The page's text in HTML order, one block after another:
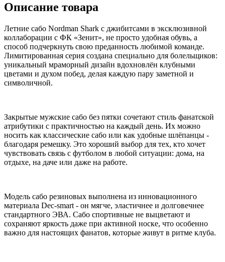
Описание товара
Летние сабо Nordman Shark с джибитсами в эксклюзивной
коллаборации с ФК «Зенит», не просто удобная обувь, а
способ подчеркнуть свою преданность любимой команде.
Лимитированная серия создана специально для болельщиков:
уникальный мраморный дизайн вдохновлён клубными
цветами и духом побед, делая каждую пару заметной и
символичной.
Закрытые мужские сабо без пятки сочетают стиль фанатской
атрибутики с практичностью на каждый день. Их можно
носить как классические сабо или как удобные шлёпанцы -
благодаря ремешку. Это хороший выбор для тех, кто хочет
чувствовать связь с футболом в любой ситуации: дома, на
отдыхе, на даче или даже на работе.
Модель сабо резиновых выполнена из инновационного
материала Dec-smart - он мягче, эластичнее и долговечнее
стандартного ЭВА. Сабо спортивные не выцветают и
сохраняют яркость даже при активной носке, что особенно
важно для настоящих фанатов, которые живут в ритме клуба.